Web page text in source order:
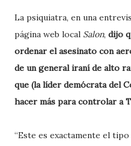
La psiquiatra, en una
página web local Salon, dijo
ordenar el asesinato con
de un general iraní de alto
que (la líder demócrata del
hacer más para controlar a
“Este es exactamente el